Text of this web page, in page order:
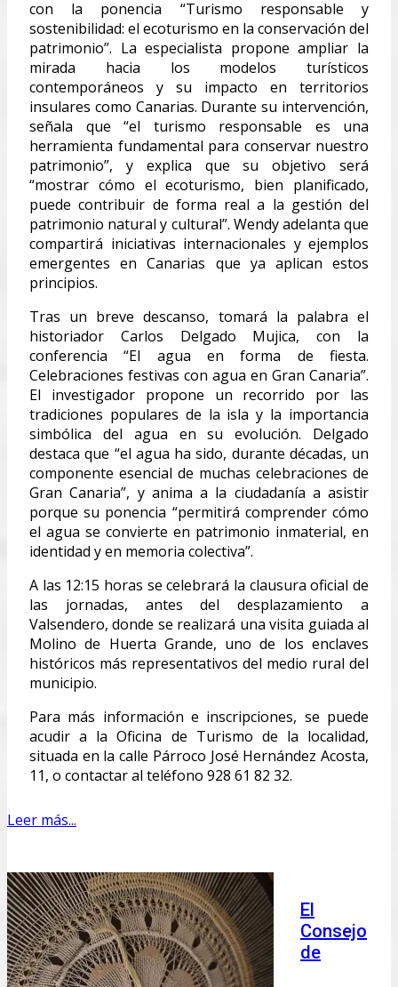
con la ponencia “Turismo responsable y
sostenibilidad: el ecoturismo en la conservación del
patrimonio”. La especialista propone ampliar la
mirada hacia los modelos turísticos
contemporáneos y su impacto en territorios
insulares como Canarias. Durante su intervención,
señala que “el turismo responsable es una
herramienta fundamental para conservar nuestro
patrimonio”, y explica que su objetivo será
“mostrar cómo el ecoturismo, bien planificado,
puede contribuir de forma real a la gestión del
patrimonio natural y cultural”. Wendy adelanta que
compartirá iniciativas internacionales y ejemplos
emergentes en Canarias que ya aplican estos
principios.
Tras un breve descanso, tomará la palabra el
historiador Carlos Delgado Mujica, con la
conferencia “El agua en forma de fiesta.
Celebraciones festivas con agua en Gran Canaria”.
El investigador propone un recorrido por las
tradiciones populares de la isla y la importancia
simbólica del agua en su evolución. Delgado
destaca que “el agua ha sido, durante décadas, un
componente esencial de muchas celebraciones de
Gran Canaria”, y anima a la ciudadanía a asistir
porque su ponencia “permitirá comprender cómo
el agua se convierte en patrimonio inmaterial, en
identidad y en memoria colectiva”.
A las 12:15 horas se celebrará la clausura oficial de
las jornadas, antes del desplazamiento a
Valsendero, donde se realizará una visita guiada al
Molino de Huerta Grande, uno de los enclaves
históricos más representativos del medio rural del
municipio.
Para más información e inscripciones, se puede
acudir a la Oficina de Turismo de la localidad,
situada en la calle Párroco José Hernández Acosta,
11, o contactar al teléfono 928 61 82 32.
Leer más...
El
Consejo
de